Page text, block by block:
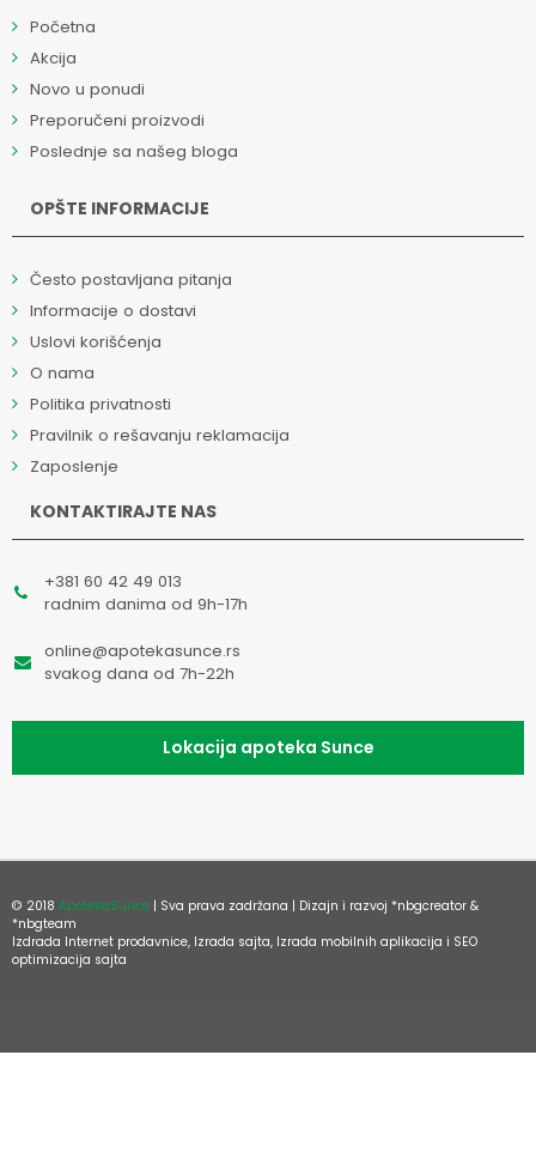
Početna
Akcija
Novo u ponudi
Preporučeni proizvodi
Poslednje sa našeg bloga
OPŠTE INFORMACIJE
Često postavljana pitanja
Informacije o dostavi
Uslovi korišćenja
O nama
Politika privatnosti
Pravilnik o rešavanju reklamacija
Zaposlenje
KONTAKTIRAJTE NAS
+381 60 42 49 013
radnim danima od 9h-17h
online@apotekasunce.rs
svakog dana od 7h-22h
Lokacija apoteka Sunce
© 2018 ApotekaSunce | Sva prava zadržana | Dizajn i razvoj *nbgcreator &
*nbgteam
Izdrada Internet prodavnice, Izrada sajta, Izrada mobilnih aplikacija i SEO
optimizacija sajta